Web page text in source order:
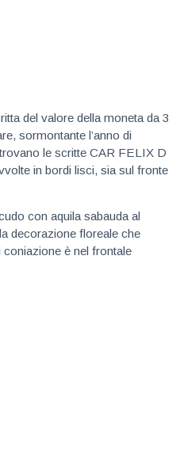
del valore della moneta da 3
sormontante l’anno di
le scritte CAR FELIX D
in bordi lisci, sia sul fronte
con aquila sabauda al
decorazione floreale che
coniazione è nel frontale